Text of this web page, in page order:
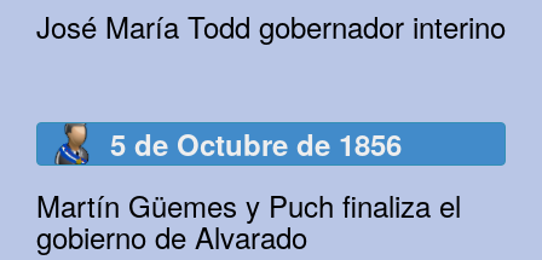
José María Todd gobernador interino
5 de Octubre de 1856
Martín Güemes y Puch finaliza el
gobierno de Alvarado